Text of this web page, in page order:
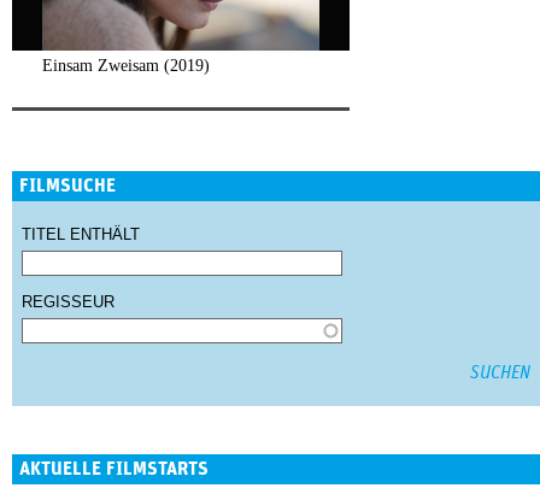
Einsam Zweisam (2019)
FILMSUCHE
TITEL ENTHÄLT
REGISSEUR
AKTUELLE FILMSTARTS